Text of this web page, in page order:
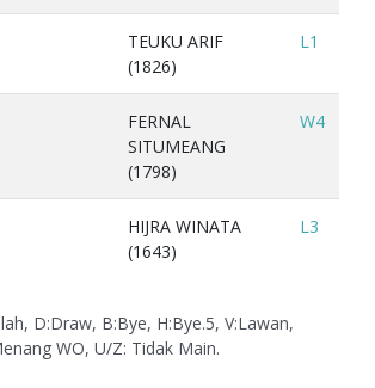
TEUKU ARIF
(1826)
L1
FERNAL
SITUMEANG
(1798)
W4
HIJRA WINATA
(1643)
L3
D:Draw, B:Bye, H:Bye.5, V:Lawan,
WO, U/Z: Tidak Main.